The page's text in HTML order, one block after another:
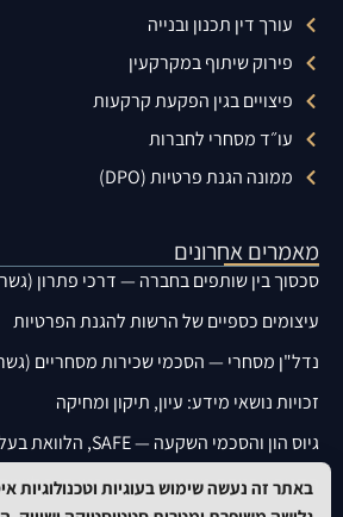
עורך דין תכנון ובנייה
פירוק שיתוף במקרקעין
פיצויים בגין הפקעת קרקעות
עו״ד מסחרי לחברות
ממונה הגנת פרטיות (DPO)
מאמרים אחרונים
סכסוך בין שותפים בחברה — דרכי פתרון
עיצומים כספיים של הרשות להגנת הפרטיות
נדל"ן מסחרי — הסכמי שכירות מסחריים
זכויות נושאי מידע: עיון, תיקון ומחיקה
גיוס הון והסכמי השקעה — SAFE, הלוואת בעלים והשקעה הונית
תקנות אבטחת מידע — מה הארגון חייב ליישם
באתר זה נעשה שימוש בעוגיות וטכנולוגיות